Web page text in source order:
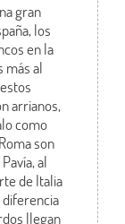
gran
los
en la
más al
arrianos,
como
son
al
de Italia
llegan